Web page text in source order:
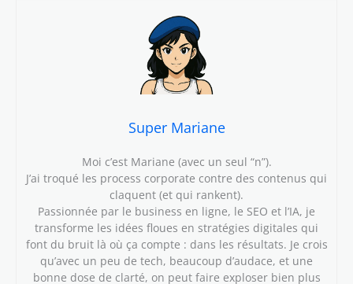
Super Mariane
Moi c’est Mariane (avec un seul “n”).
J’ai troqué les process corporate contre des contenus qui
claquent (et qui rankent).
Passionnée par le business en ligne, le SEO et l’IA, je
transforme les idées floues en stratégies digitales qui
font du bruit là où ça compte : dans les résultats. Je crois
qu’avec un peu de tech, beaucoup d’audace, et une
bonne dose de clarté, on peut faire exploser bien plus